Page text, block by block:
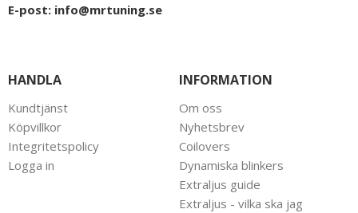
E-post: info@mrtuning.se
HANDLA
Kundtjänst
Köpvillkor
Integritetspolicy
Logga in
INFORMATION
Om oss
Nyhetsbrev
Coilovers
Dynamiska blinkers
Extraljus guide
Extraljus - vilka ska jag